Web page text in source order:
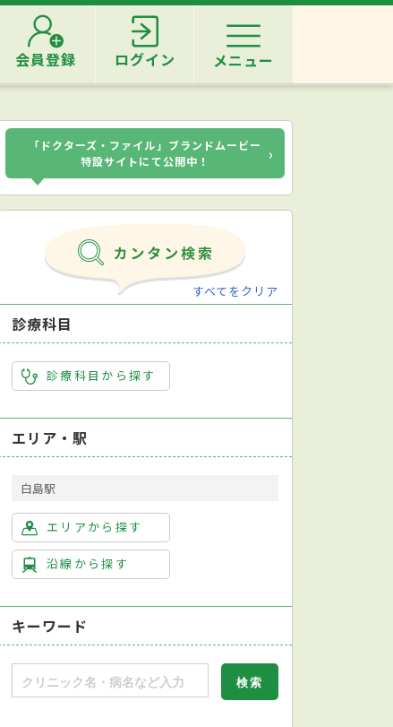
会員登録 ログイン メニュー
「ドクターズ・ファイル」ブランドムービー
特設サイトにて公開中！
›
すべてをクリア
診療科目
診療科目から探す
エリア・駅
白島駅
エリアから探す
沿線から探す
キーワード